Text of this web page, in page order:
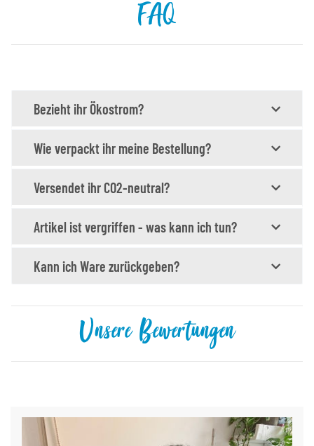
FAQ
Bezieht ihr Ökostrom?
Wie verpackt ihr meine Bestellung?
Versendet ihr CO2-neutral?
Artikel ist vergriffen - was kann ich tun?
Kann ich Ware zurückgeben?
Unsere Bewertungen